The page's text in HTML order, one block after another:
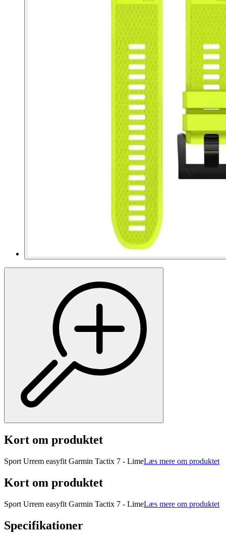
Kort om produktet
Sport Urrem easyfit Garmin Tactix 7 - LimeLæs mere om produktet
Kort om produktet
Sport Urrem easyfit Garmin Tactix 7 - LimeLæs mere om produktet
Specifikationer